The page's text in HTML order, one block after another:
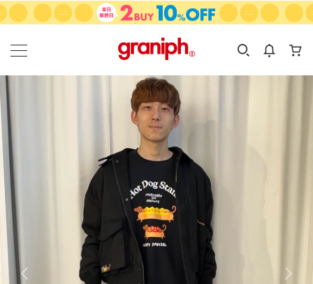
カテゴリーから探す
KIDS
カテゴリ
サイズ